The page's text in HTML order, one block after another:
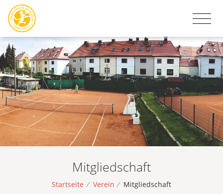
Mitgliedschaft
Startseite / Verein / Mitgliedschaft